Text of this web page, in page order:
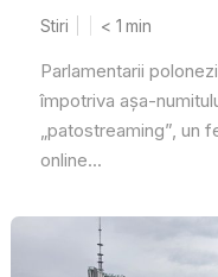
Stiri < 1 min
Parlamentarii
împotriva așa-
„patostreaming”, un
online...